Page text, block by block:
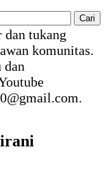
tukang
komunitas.